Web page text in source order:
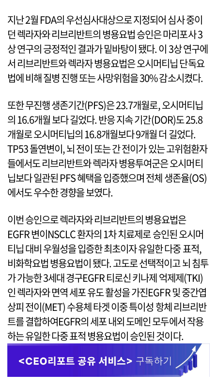
지난 2월 FDA의 우선심사대상으로 지정되어 심사 중이
던 렉라자와 리브리반트의 병용요법 승인은 마리포사 3
상 연구의 긍정적인 결과가 밑바탕이 됐다. 이 3상 연구에
서 리브리반트와 렉라자 병용요법은 오시머티닙 단독요
법에 비해 질병 진행 또는 사망위험을 30% 감소시켰다.
또한 무진행 생존기간(PFS)은 23.7개월로, 오시머티닙
의 16.6개월 보다 길었다. 반응 지속 기간(DOR)도 25.8
개월로 오시머티닙의 16.8개월보다 9개월 더 길었다.
TP53 돌연변이, 뇌 전이 또는 간 전이가 있는 고위험환자
들에서도 리브리반트와 렉라자 병용투여군은 오시머티
닙보다 일관된 PFS 혜택을 입증했으며 전체 생존율(OS)
에서도 우수한 경향을 보였다.
이번 승인으로 렉라자와 리브리반트의 병용요법은
EGFR 변이NSCLC 환자의 1차 치료제로 승인된 오시머
티닙 대비 우월성을 입증한 최초이자 유일한 다중 표적,
비화학요법 병용요법이 됐다. 고도로 선택적이고 뇌 침투
가 가능한 3세대 경구EGFR 티로신 키나제 억제제(TKI)
인 렉라자와 면역 세포 유도 활성을 가진EGFR 및 중간엽
상피 전이(MET) 수용체 타겟 이중 특이성 항체 리브리반
트를 결합하여EGFR의 세포 내외 도메인 모두에서 작용
하는 유일한 다중 표적 병용요법이 승인된 것이다.